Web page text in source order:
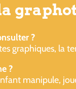
?
graphiques, la
?
manipule,